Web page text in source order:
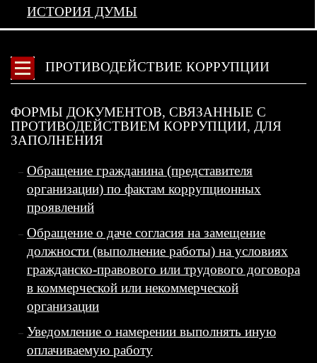
ИСТОРИЯ ДУМЫ
ПРОТИВОДЕЙСТВИЕ КОРРУПЦИИ
ФОРМЫ ДОКУМЕНТОВ, СВЯЗАННЫЕ С
ПРОТИВОДЕЙСТВИЕМ КОРРУПЦИИ, ДЛЯ
ЗАПОЛНЕНИЯ
Обращение гражданина (представителя
организации) по фактам коррупционных
проявлений
Обращение о даче согласия на замещение
должности (выполнение работы) на условиях
гражданско-правового или трудового договора
в коммерческой или некоммерческой
организации
Уведомление о намерении выполнять иную
оплачиваемую работу